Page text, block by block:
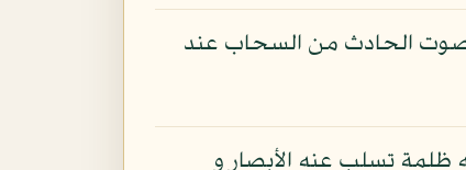
الحادث من السحاب عند
ظلمة تسلب عنه الأبصار و